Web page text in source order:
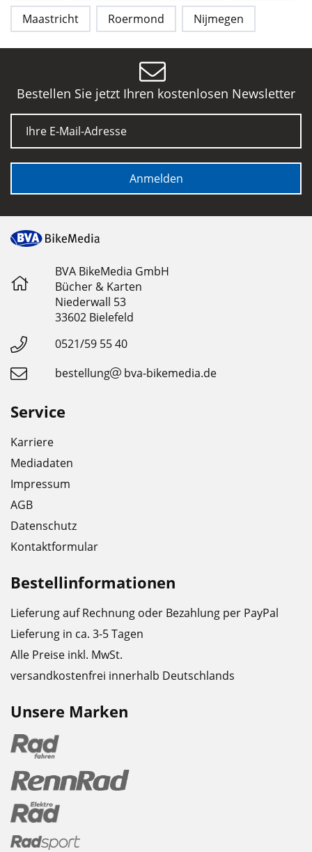
Maastricht Roermond Nijmegen
Bestellen Sie jetzt Ihren kostenlosen Newsletter
E-Mail
Anmelden
BVA BikeMedia GmbH
Bücher & Karten
Niederwall 53
33602 Bielefeld
0521/59 55 40
bestellung
bva-bikemedia.de
Service
Karriere
Mediadaten
Impressum
AGB
Datenschutz
Kontaktformular
Bestellinformationen
Lieferung auf Rechnung oder Bezahlung per PayPal
Lieferung in ca. 3-5 Tagen
Alle Preise inkl. MwSt.
versandkostenfrei innerhalb Deutschlands
Unsere Marken